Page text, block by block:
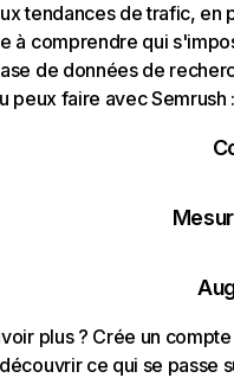
tendances de trafic, en
à comprendre qui
de données de
peux faire avec Semrush
plus ? Crée un
ce qui se passe